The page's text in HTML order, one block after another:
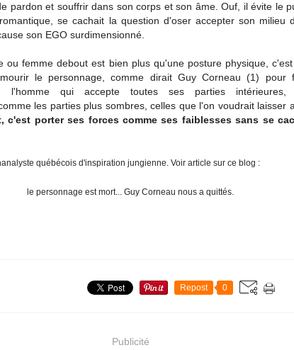
pardon et souffrir dans son corps et son âme. Ouf, il évite le
se cachait la question d'oser accepter son milieu
son EGO surdimensionné.
ou femme debout est bien plus qu'une posture physique,
le personnage, comme dirait Guy Corneau (1) pour
l'homme qui accepte toutes ses parties
les parties plus sombres, celles que l'on voudrait laisser
c'est porter ses forces comme ses faiblesses sans se
québécois d'inspiration jungienne. Voir article sur ce blog :
le personnage est mort... Guy Corneau nous a quittés.
Repost 0
Publicité